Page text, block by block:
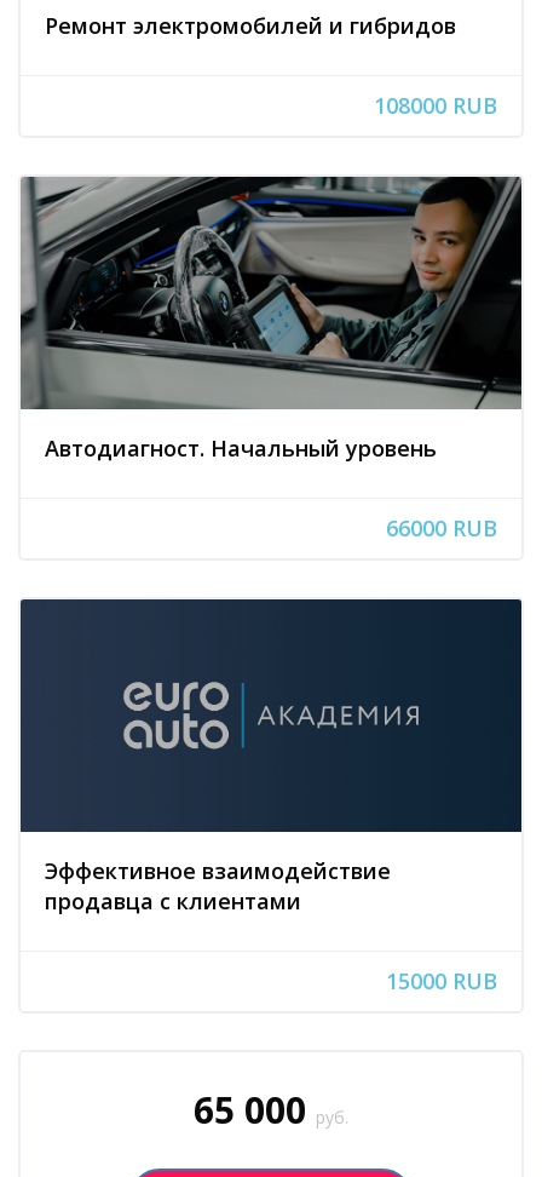
Ремонт электромобилей и гибридов
108000 RUB
Автодиагност. Начальный уровень
66000 RUB
Эффективное взаимодействие
продавца с клиентами
15000 RUB
65 000 руб.